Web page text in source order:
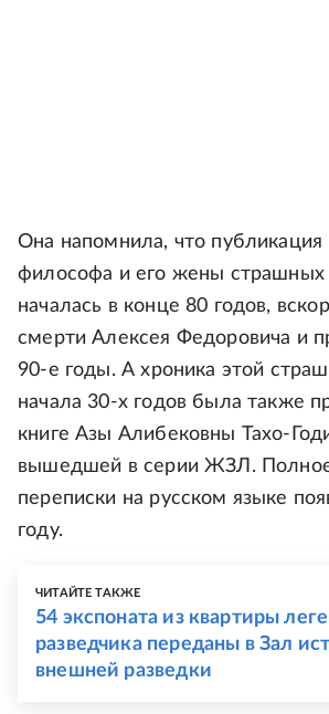
Она напомнила, что публикация
философа и его жены страшных
началась в конце 80 годов,
смерти Алексея Федоровича и
90-е годы. А хроника этой
начала 30-х годов была также
книге Азы Алибековны Тахо-
вышедшей в серии ЖЗЛ.
переписки на русском языке
году.
ЧИТАЙТЕ ТАКЖЕ
54 экспоната из квартиры
разведчика переданы в Зал
внешней разведки